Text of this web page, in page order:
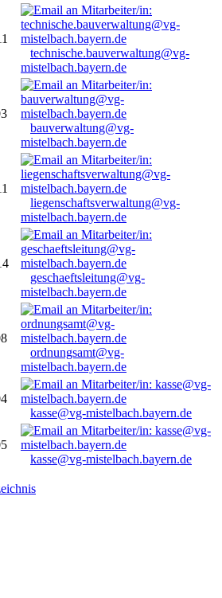
technische.bauverwaltung@vg-
mistelbach.bayern.de
bauverwaltung@vg-
mistelbach.bayern.de
liegenschaftsverwaltung@vg-
mistelbach.bayern.de
geschaeftsleitung@vg-
mistelbach.bayern.de
ordnungsamt@vg-
mistelbach.bayern.de
kasse@vg-mistelbach.bayern.de
kasse@vg-mistelbach.bayern.de